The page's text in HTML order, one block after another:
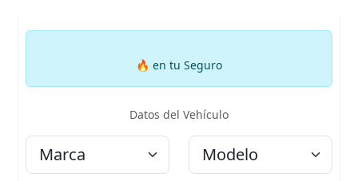
🔥 en tu Seguro
Datos del Vehículo
Marca Modelo